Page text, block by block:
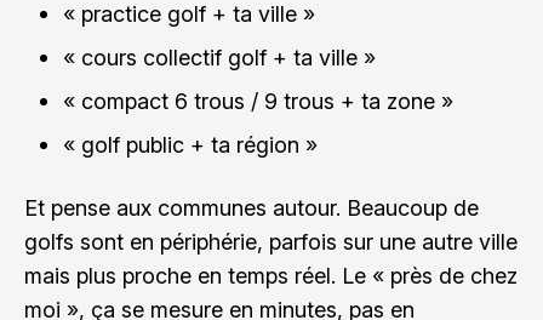
« practice golf + ta ville »
« cours collectif golf + ta ville »
« compact 6 trous / 9 trous + ta zone »
« golf public + ta région »
Et pense aux communes autour. Beaucoup de
golfs sont en périphérie, parfois sur une autre ville
mais plus proche en temps réel. Le « près de chez
moi », ça se mesure en minutes, pas en